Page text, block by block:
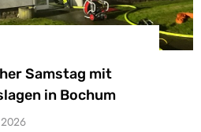
Samstag mit
in Bochum